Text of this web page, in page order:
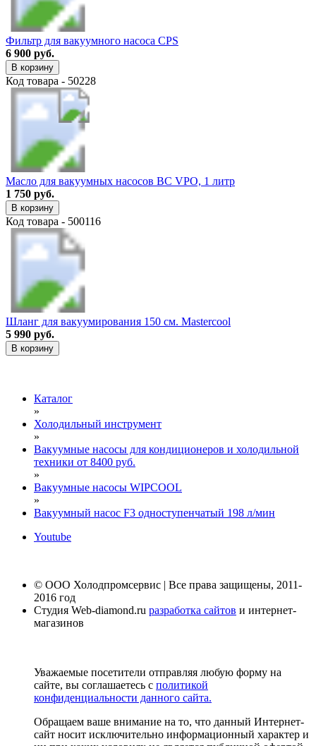
Фильтр для вакуумного насоса CPS
6 900 руб.
В корзину
Код товара - 50228
Масло для вакуумных насосов BC VPO, 1 литр
1 750 руб.
В корзину
Код товара - 500116
Шланг для вакуумирования 150 см. Mastercool
5 990 руб.
В корзину
Каталог
»
Холодильный инструмент
»
Вакуумные насосы для кондиционеров и холодильной
техники от 8400 руб.
»
Вакуумные насосы WIPCOOL
»
Вакуумный насос F3 одноступенчатый 198 л/мин
Youtube
© ООО Холодпромсервис | Все права защищены, 2011-
2016 год
Студия Web-diamond.ru разработка сайтов и интернет-
магазинов
Уважаемые посетители отправляя любую форму на
сайте, вы соглашаетесь с политикой
конфиденциальности данного сайта.
Обращаем ваше внимание на то, что данный Интернет-
сайт носит исключительно информационный характер и